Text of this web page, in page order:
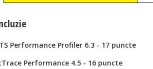
Performance Profiler 6.3 - 17 puncte
Performance 4.5 - 16 puncte